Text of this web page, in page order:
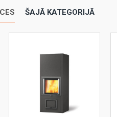
ŠAJĀ KATEGORIJĀ